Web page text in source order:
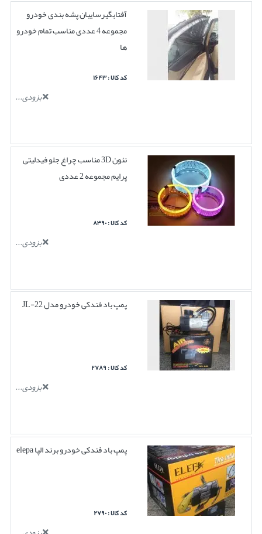
آفتابگیرسایبان پشه بندی خودرو
مجموعه 4 عددی مناسب تمام خودرو
ها
کد کالا : ۱۶۴۳
بزودی...
نئون 3D مناسب چراغ جلو فیدلیتی
پرایم مجموعه 2 عددی
کد کالا : ۸۳۹۰
بزودی...
پمپ باد فندکی خودرو مدل JL-22
کد کالا : ۲۷۸۹
بزودی...
پمپ باد فندکی خودرو برند الپا elepa
کد کالا : ۲۷۹۰